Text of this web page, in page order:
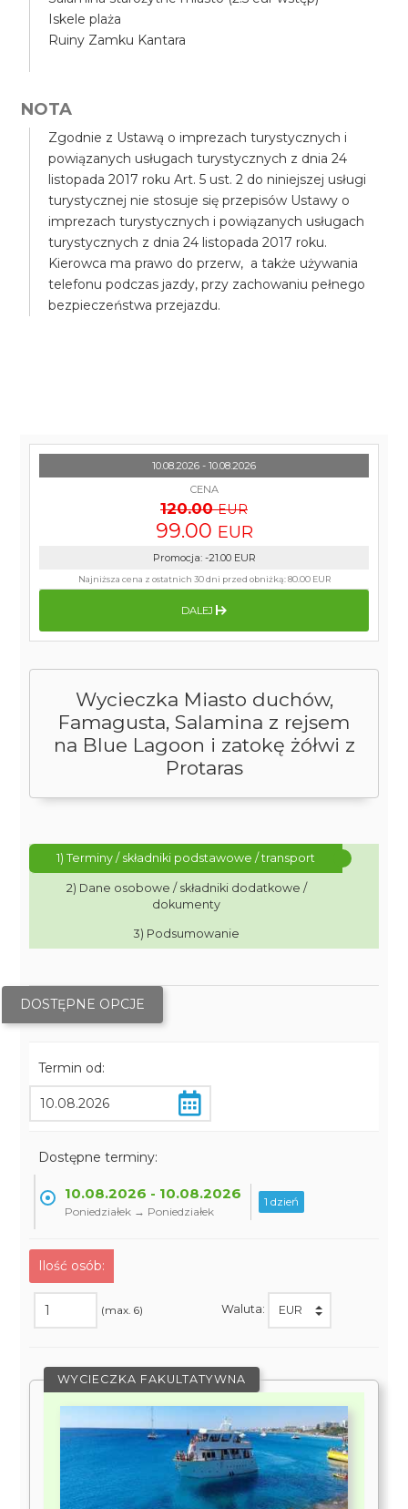
Iskele plaża
Ruiny Zamku Kantara
NOTA
Zgodnie z Ustawą o imprezach turystycznych i
powiązanych usługach turystycznych z dnia 24
listopada 2017 roku Art. 5 ust. 2 do niniejszej usługi
turystycznej nie stosuje się przepisów Ustawy o
imprezach turystycznych i powiązanych usługach
turystycznych z dnia 24 listopada 2017 roku.
Kierowca ma prawo do przerw, a także używania
telefonu podczas jazdy, przy zachowaniu pełnego
bezpieczeństwa przejazdu.
Wycieczka Miasto duchów,
Famagusta, Salamina z rejsem
na Blue Lagoon i zatokę żółwi z
Protaras
1) Terminy / składniki podstawowe / transport
2) Dane osobowe / składniki dodatkowe /
dokumenty
3) Podsumowanie
DOSTĘPNE OPCJE
Termin od:
Dostępne terminy:
10.08.2026 - 10.08.2026
Poniedziałek → Poniedziałek
1 dzień
Ilość osób:
(max. 6) Waluta:
WYCIECZKA FAKULTATYWNA
10.08.2026 - 10.08.2026
CENA
120.00 EUR
99.00 EUR
Promocja: -21.00 EUR
Najniższa cena z ostatnich 30 dni przed obniżką:80.00 EUR
DALEJ